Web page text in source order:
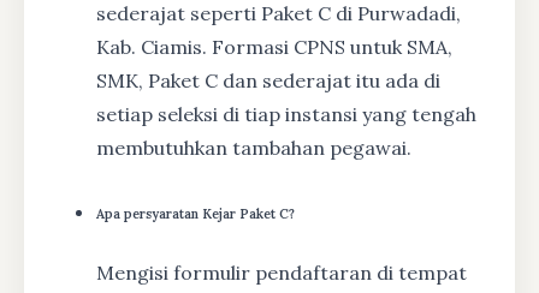
sederajat seperti Paket C di Purwadadi,
Kab. Ciamis. Formasi CPNS untuk SMA,
SMK, Paket C dan sederajat itu ada di
setiap seleksi di tiap instansi yang tengah
membutuhkan tambahan pegawai.
Apa persyaratan Kejar Paket C?
Mengisi formulir pendaftaran di tempat